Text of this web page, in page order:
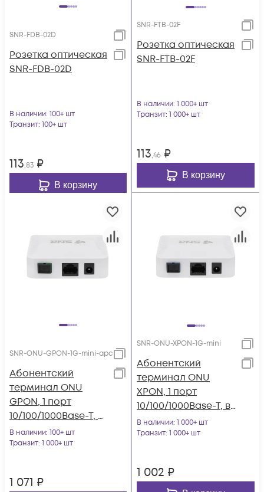
SNR-FDB-02D
Розетка оптическая
SNR-FDB-02D
В наличии: 100+ шт
Транзит: 100+ шт
113,83 ₽
В корзину
SNR-FTB-02F
Розетка оптическая
SNR-FTB-02F
В наличии: 1 000+ шт
Транзит: 1 000+ шт
113,46 ₽
В корзину
SNR-ONU-GPON-1G-mini-apc
Абонентский
терминал ONU
GPON, 1 порт
10/100/1000Base-T, в
мини корпусе
В наличии: 100+ шт
Транзит: 1 000+ шт
1 071 ₽
SNR-ONU-XPON-1G-mini
Абонентский
терминал ONU
XPON, 1 порт
10/100/1000Base-T, в
мини корпусе.
В наличии: 1 000+ шт
Транзит: 1 000+ шт
1 002 ₽